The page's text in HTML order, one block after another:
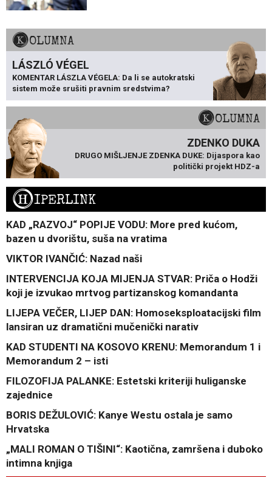
KOLUMNA
LÁSZLÓ VÉGEL
KOMENTAR LÁSZLA VÉGELA: Da li se autokratski
sistem može srušiti pravnim sredstvima?
KOLUMNA
ZDENKO DUKA
DRUGO MIŠLJENJE ZDENKA DUKE: Dijaspora kao
politički projekt HDZ-a
HIPERLINK
KAD „RAZVOJ“ POPIJE VODU: More pred kućom,
bazen u dvorištu, suša na vratima
VIKTOR IVANČIĆ: Nazad naši
INTERVENCIJA KOJA MIJENJA STVAR: Priča o Hodži
koji je izvukao mrtvog partizanskog komandanta
LIJEPA VEČER, LIJEP DAN: Homoseksploatacijski film
lansiran uz dramatični mučenički narativ
KAD STUDENTI NA KOSOVO KRENU: Memorandum 1 i
Memorandum 2 – isti
FILOZOFIJA PALANKE: Estetski kriteriji huliganske
zajednice
BORIS DEŽULOVIĆ: Kanye Westu ostala je samo
Hrvatska
„MALI ROMAN O TIŠINI“: Kaotična, zamršena i duboko
intimna knjiga